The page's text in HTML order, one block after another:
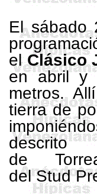
El sábado
elClásico
en abril y
metros.
tierra de
de
del Stud